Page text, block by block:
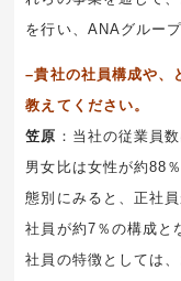
を行い、ANAグルー
–貴社の社員構成や、
教えてください。
笠原 ：当社の従業員
男女比は女性が約88
態別にみると、正社
社員が約7％の構成と
社員の特徴としては、